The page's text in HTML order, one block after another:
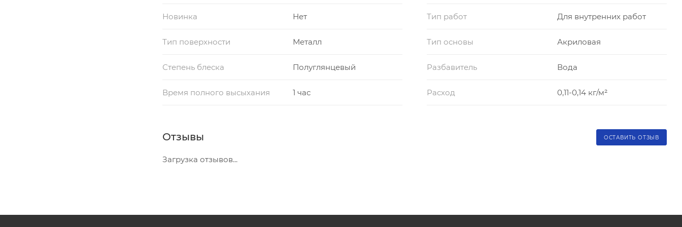
Новинка Нет Тип работ Для внутренних работ
Тип поверхности Металл Тип основы Акриловая
Степень блеска Полуглянцевый Разбавитель Вода
Время полного высыхания 1 час Расход 0,11-0,14 кг/м²
Отзывы ОСТАВИТЬ ОТЗЫВ
Загрузка отзывов...